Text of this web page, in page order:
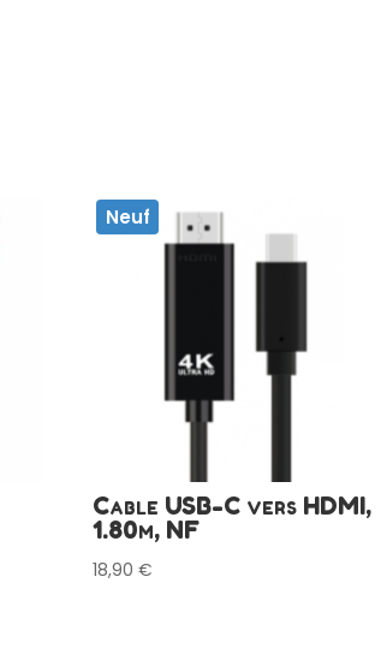
Neuf
Cable USB-C vers HDMI,
1.80m, NF
18,90€